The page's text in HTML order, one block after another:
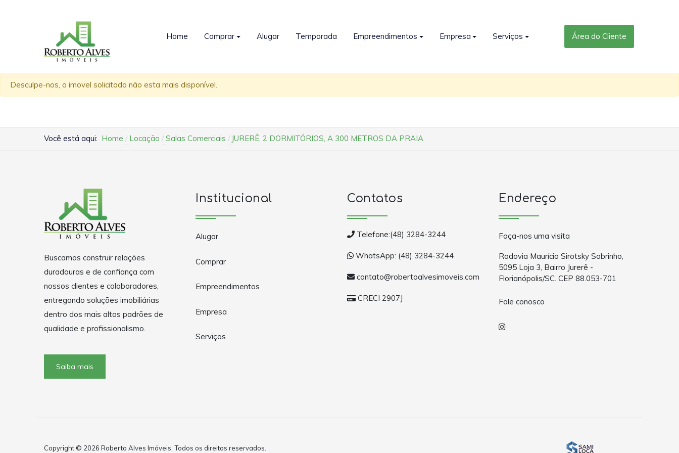
Home Comprar Alugar Temporada Empreendimentos Empresa Serviços Área do Cliente
Desculpe-nos, o imovel solicitado não esta mais disponível.
Você está aqui: Home Locação Salas Comerciais JURERÊ, 2 DORMITÓRIOS, A 300 METROS DA PRAIA
Buscamos construir relações
duradouras e de confiança com
nossos clientes e colaboradores,
entregando soluções imobiliárias
dentro dos mais altos padrões de
qualidade e profissionalismo.
Saiba mais
Institucional
Alugar
Comprar
Empreendimentos
Empresa
Serviços
Contatos
Telefone:(48) 3284-3244
WhatsApp: (48) 3284-3244
contato@robertoalvesimoveis.com
CRECI 2907J
Endereço
Faça-nos uma visita
Rodovia Maurício Sirotsky Sobrinho,
5095 Loja 3, Bairro Jurerê -
Florianópolis/SC. CEP 88.053-701
Fale conosco
Copyright © 2026 Roberto Alves Imóveis. Todos os direitos reservados.